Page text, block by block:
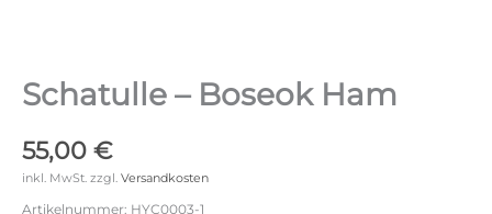
Schatulle – Boseok Ham
55,00 €
inkl. MwSt. zzgl. Versandkosten
Artikelnummer: HYC0003-1